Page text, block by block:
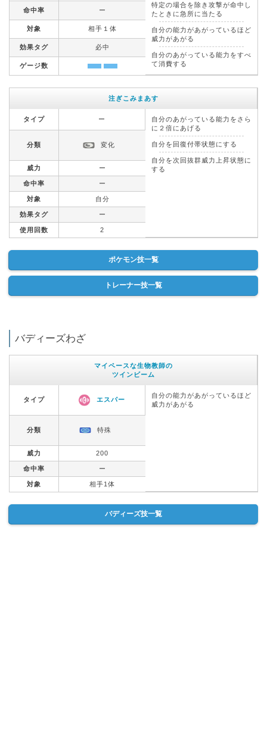
特定の場合を除き攻撃が命中し
たときに急所に当たる
自分の能力があがっているほど
威力があがる
自分のあがっている能力をすべ
て消費する
命中率 ー
対象 相手１体
効果タグ 必中
ゲージ数
注ぎこみまあす
タイプ ー
自分のあがっている能力をさら
に２倍にあげる
自分を回復付帯状態にする
自分を次回抜群威力上昇状態に
する
分類 変化
威力 ー
命中率 ー
対象 自分
効果タグ ー
使用回数 2
ポケモン技一覧
トレーナー技一覧
バディーズわざ
マイペースな生物教師の
ツインビーム
タイプ エスパー
自分の能力があがっているほど
威力があがる
分類 特殊
威力 200
命中率 ー
対象 相手1体
バディーズ技一覧